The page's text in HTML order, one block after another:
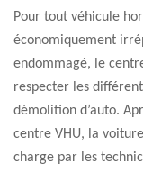
Pour tout véhicule
économiquement
endommagé, le
respecter les
démolition d’auto.
centre VHU, la
charge par les